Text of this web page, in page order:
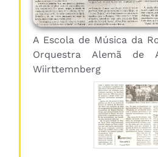
A Escola de Música da
Orquestra Alemã de
Wiirttemnberg